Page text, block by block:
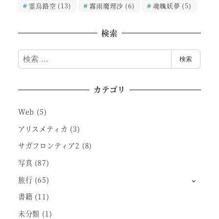
霊烏路空 (13) 霧雨魔理沙 (6) 魂魄妖夢 (5)
検索
検
索
検索
カテゴリ
Web (5)
アリスメティカ (3)
サガフロンティア2 (8)
写真 (87)
旅行 (65)
書籍 (11)
未分類 (1)